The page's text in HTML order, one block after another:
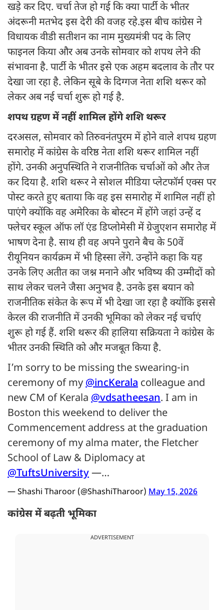
खड़े कर दिए. चर्चा तेज हो गई कि क्या पार्टी के भीतर
अंदरूनी मतभेद इस देरी की वजह रहे.इस बीच कांग्रेस ने
विधायक वीडी सतीशन का नाम मुख्यमंत्री पद के लिए
फाइनल किया और अब उनके सोमवार को शपथ लेने की
संभावना है. पार्टी के भीतर इसे एक अहम बदलाव के तौर पर
देखा जा रहा है. लेकिन सूबे के दिग्गज नेता शशि थरूर को
लेकर अब नई चर्चा शुरू हो गई है.
शपथ ग्रहण में नहीं शामिल होंगे शशि थरूर
दरअसल, सोमवार को तिरुवनंतपुरम में होने वाले शपथ ग्रहण
समारोह में कांग्रेस के वरिष्ठ नेता शशि थरूर शामिल नहीं
होंगे. उनकी अनुपस्थिति ने राजनीतिक चर्चाओं को और तेज
कर दिया है. शशि थरूर ने सोशल मीडिया प्लेटफॉर्म एक्स पर
पोस्ट करते हुए बताया कि वह इस समारोह में शामिल नहीं हो
पाएंगे क्योंकि वह अमेरिका के बोस्टन में होंगे जहां उन्हें द
फ्लेचर स्कूल ऑफ लॉ एंड डिप्लोमेसी में ग्रेजुएशन समारोह में
भाषण देना है. साथ ही वह अपने पुराने बैच के 50वें
रीयूनियन कार्यक्रम में भी हिस्सा लेंगे. उन्होंने कहा कि यह
उनके लिए अतीत का जश्न मनाने और भविष्य की उम्मीदों को
साथ लेकर चलने जैसा अनुभव है. उनके इस बयान को
राजनीतिक संकेत के रूप में भी देखा जा रहा है क्योंकि इससे
केरल की राजनीति में उनकी भूमिका को लेकर नई चर्चाएं
शुरू हो गई हैं. शशि थरूर की हालिया सक्रियता ने कांग्रेस के
भीतर उनकी स्थिति को और मजबूत किया है.
I’m sorry to be missing the swearing-in
ceremony of my@incKerala colleague and
new CM of Kerala @vdsatheesan. I am in
Boston this weekend to deliver the
Commencement address at the graduation
ceremony of my alma mater, the Fletcher
School of Law & Diplomacy at
@TuftsUniversity—…
— Shashi Tharoor (@ShashiTharoor) May 15, 2026
कांग्रेस में बढ़ती भूमिका
ADVERTISEMENT